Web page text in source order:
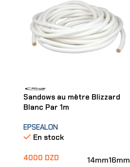
Sandows au mètre Blizzard
Blanc Par 1m
EPSEALON
En stock
4000 DZD 14mm16mm